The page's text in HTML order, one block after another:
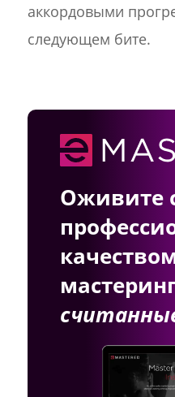
аккордовыми
следующем бите.
Оживите